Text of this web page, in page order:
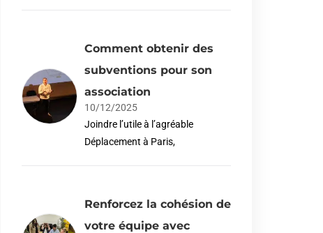
Comment obtenir des
subventions pour son
association
10/12/2025
Joindre l’utile à l’agréable
Déplacement à Paris,
Renforcez la cohésion de
votre équipe avec